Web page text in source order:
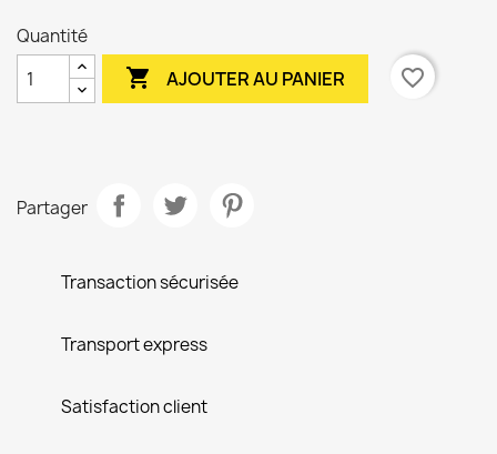
Quantité
 AJOUTER AU PANIER favorite_border
Partager
Transaction sécurisée
Transport express
Satisfaction client